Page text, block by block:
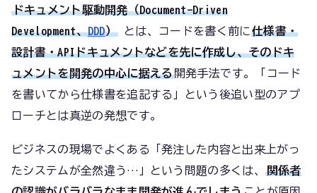
ドキュメント駆動開発（Document-Driven
Development、DDD）とは、コードを書く前に 仕様書・
設計書・APIドキュメントなどを先に作成し、そのドキ
ュメントを開発の中心に据える 開発手法です。「コード
を書いてから仕様書を追記する」という後追い型のアプ
ローチとは真逆の発想です。
ビジネスの現場でよくある「発注した内容と出来上がっ
たシステムが全然違う…」という問題の多くは、関係者